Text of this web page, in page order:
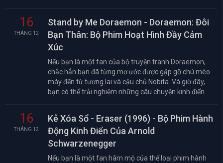
16
THÁNG 12
Stand by Me Doraemon - Doraemon: Đôi
Bạn Thân: Bộ Phim Hoạt Hình Đầy Cảm
Xúc
Nếu bạn là một fan của bộ truyện tranh Doraemon,
chắc hẳn bạn đã từng mơ ước được gặp gỡ chú mèo
máy đến từ tương lai và cậu chủ Nobita. Và giờ đây,
bạn có thể trải nghiệm những câu chuyện kinh điển ...
16
THÁNG 12
Kẻ Xóa Sổ - Eraser (1996) - Bộ Phim Hành
Động Kinh Điển Của Arnold
Schwarzenegger
Nếu bạn là một fan hâm mộ của thể loại phim hành